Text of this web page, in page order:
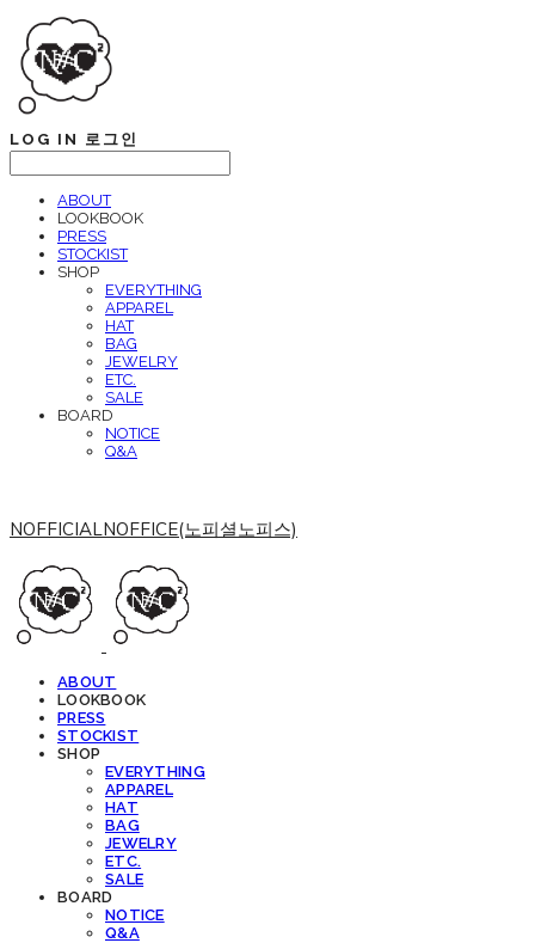
LOG IN 로그인
ABOUT
LOOKBOOK
PRESS
STOCKIST
SHOP
EVERYTHING
APPAREL
HAT
BAG
JEWELRY
ETC.
SALE
BOARD
NOTICE
Q&A
NOFFICIALNOFFICE(노피셜노피스)
ABOUT
LOOKBOOK
PRESS
STOCKIST
SHOP
EVERYTHING
APPAREL
HAT
BAG
JEWELRY
ETC.
SALE
BOARD
NOTICE
Q&A